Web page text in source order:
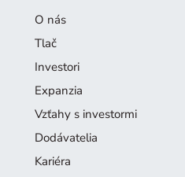
O nás
Tlač
Investori
Expanzia
Vzťahy s investormi
Dodávatelia
Kariéra